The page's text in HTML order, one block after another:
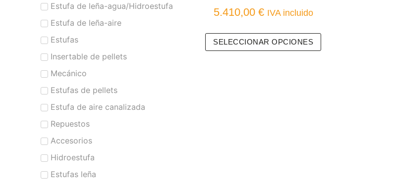
Estufa de leña-agua/Hidroestufa
Estufa de leña-aire
Estufas
Insertable de pellets
Mecánico
Estufas de pellets
Estufa de aire canalizada
Repuestos
Accesorios
Hidroestufa
Estufas leña
5.410,00 € IVA incluido
SELECCIONAR OPCIONES